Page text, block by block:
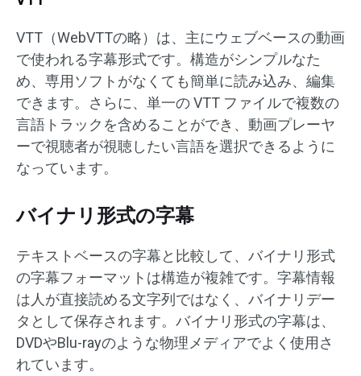
VTT（WebVTTの略）は、主にウェブベースの動画
で使われる字幕形式です。構造がシンプルなた
め、専用ソフトがなくても簡単に読み込み、編集
できます。さらに、単一の VTT ファイルで複数の
言語トラックを含めることができ、動画プレーヤ
ーで視聴者が視聴したい言語を選択できるように
なっています。
バイナリ形式の字幕
テキストベースの字幕と比較して、バイナリ形式
の字幕フォーマットは構造が複雑です。字幕情報
は人が直接読める文字列ではなく、バイナリデー
タとして保存されます。バイナリ形式の字幕は、
DVDやBlu-rayのような物理メディアでよく使用さ
れています。